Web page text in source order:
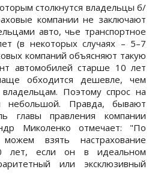
столкнутся владельцы б/
компании не заключают
авто, чье транспортное
(в некоторых случаях – 5–7
компаний объясняют такую
автомобилей старше 10 лет
обходится дешевле, чем
Поэтому спрос на
небольшой. Правда, бывают
главы правления компании
Миколенко отмечает: "По
взять настрахование
лет, если он в идеальном
или эксклюзивный